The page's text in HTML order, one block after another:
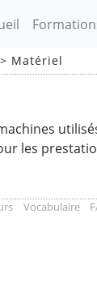
(current)
> Matériel
les
Vocabulaire